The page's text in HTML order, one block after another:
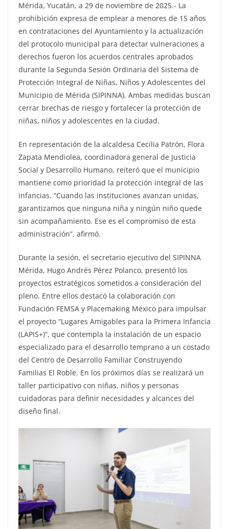
Mérida, Yucatán, a 29 de noviembre de 2025.- La
prohibición expresa de emplear a menores de 15 años
en contrataciones del Ayuntamiento y la actualización
del protocolo municipal para detectar vulneraciones a
derechos fueron los acuerdos centrales aprobados
durante la Segunda Sesión Ordinaria del Sistema de
Protección Integral de Niñas, Niños y Adolescentes del
Municipio de Mérida (SIPINNA). Ambas medidas buscan
cerrar brechas de riesgo y fortalecer la protección de
niñas, niños y adolescentes en la ciudad.
En representación de la alcaldesa Cecilia Patrón, Flora
Zapata Mendiolea, coordinadora general de Justicia
Social y Desarrollo Humano, reiteró que el municipio
mantiene como prioridad la protección integral de las
infancias. “Cuando las instituciones avanzan unidas,
garantizamos que ninguna niña y ningún niño quede
sin acompañamiento. Ese es el compromiso de esta
administración”, afirmó.
Durante la sesión, el secretario ejecutivo del SIPINNA
Mérida, Hugo Andrés Pérez Polanco, presentó los
proyectos estratégicos sometidos a consideración del
pleno. Entre ellos destacó la colaboración con
Fundación FEMSA y Placemaking México para impulsar
el proyecto “Lugares Amigables para la Primera Infancia
(LAPIS+)”, que contempla la instalación de un espacio
especializado para el desarrollo temprano a un costado
del Centro de Desarrollo Familiar Construyendo
Familias El Roble. En los próximos días se realizará un
taller participativo con niñas, niños y personas
cuidadoras para definir necesidades y alcances del
diseño final.